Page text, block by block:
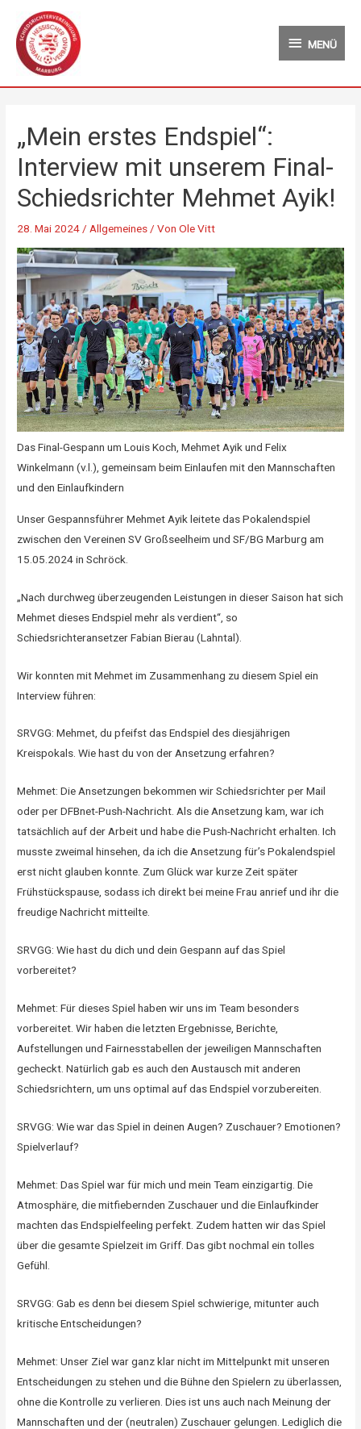
Inhalt
springen
MENÜ
„Mein erstes Endspiel“:
Interview mit unserem Final-
Schiedsrichter Mehmet Ayik!
28. Mai 2024/Allgemeines/ VonOle Vitt
Das Final-Gespann um Louis Koch, Mehmet Ayik und Felix
Winkelmann (v.l.), gemeinsam beim Einlaufen mit den Mannschaften
und den Einlaufkindern
Unser Gespannsführer Mehmet Ayik leitete das Pokalendspiel
zwischen den Vereinen SV Großseelheim und SF/BG Marburg am
15.05.2024 in Schröck.
„Nach durchweg überzeugenden Leistungen in dieser Saison hat sich
Mehmet dieses Endspiel mehr als verdient“, so
Schiedsrichteransetzer Fabian Bierau (Lahntal).
Wir konnten mit Mehmet im Zusammenhang zu diesem Spiel ein
Interview führen:
SRVGG: Mehmet, du pfeifst das Endspiel des diesjährigen
Kreispokals. Wie hast du von der Ansetzung erfahren?
Mehmet: Die Ansetzungen bekommen wir Schiedsrichter per Mail
oder per DFBnet-Push-Nachricht. Als die Ansetzung kam, war ich
tatsächlich auf der Arbeit und habe die Push-Nachricht erhalten. Ich
musste zweimal hinsehen, da ich die Ansetzung für’s Pokalendspiel
erst nicht glauben konnte. Zum Glück war kurze Zeit später
Frühstückspause, sodass ich direkt bei meine Frau anrief und ihr die
freudige Nachricht mitteilte.
SRVGG: Wie hast du dich und dein Gespann auf das Spiel
vorbereitet?
Mehmet: Für dieses Spiel haben wir uns im Team besonders
vorbereitet. Wir haben die letzten Ergebnisse, Berichte,
Aufstellungen und Fairnesstabellen der jeweiligen Mannschaften
gecheckt. Natürlich gab es auch den Austausch mit anderen
Schiedsrichtern, um uns optimal auf das Endspiel vorzubereiten.
SRVGG: Wie war das Spiel in deinen Augen? Zuschauer? Emotionen?
Spielverlauf?
Mehmet: Das Spiel war für mich und mein Team einzigartig. Die
Atmosphäre, die mitfiebernden Zuschauer und die Einlaufkinder
machten das Endspielfeeling perfekt. Zudem hatten wir das Spiel
über die gesamte Spielzeit im Griff. Das gibt nochmal ein tolles
Gefühl.
SRVGG: Gab es denn bei diesem Spiel schwierige, mitunter auch
kritische Entscheidungen?
Mehmet: Unser Ziel war ganz klar nicht im Mittelpunkt mit unseren
Entscheidungen zu stehen und die Bühne den Spielern zu überlassen,
ohne die Kontrolle zu verlieren. Dies ist uns auch nach Meinung der
Mannschaften und der (neutralen) Zuschauer gelungen. Lediglich die